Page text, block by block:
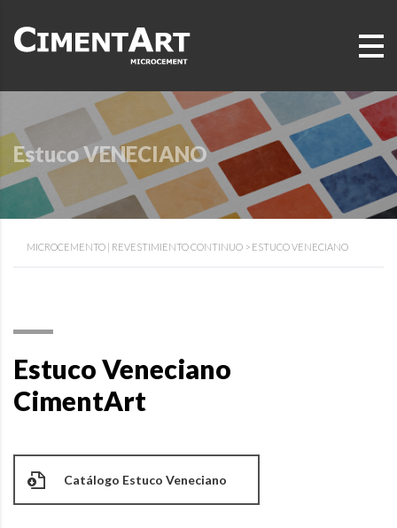
Estuco VENECIANO
MICROCEMENTO | REVESTIMIENTO CONTINUO > ESTUCO VENECIANO
Estuco Veneciano
CimentArt
Catálogo Estuco Veneciano